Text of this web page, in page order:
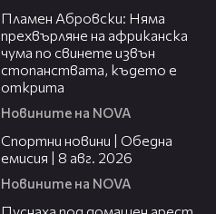
Пламен Абровски: Няма
прехвърляне на африканска
чума по свинете извън
стопанствата, където е
открита
Новините на NOVA
Спортни новини | Обедна
емисия | 8 aвг. 2026
Новините на NOVA